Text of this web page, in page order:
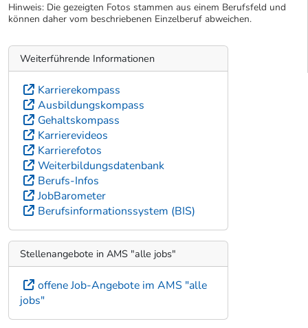
Hinweis: Die gezeigten Fotos stammen aus einem Berufsfeld und
können daher vom beschriebenen Einzelberuf abweichen.
Weiterführende Informationen
Karrierekompass
Ausbildungskompass
Gehaltskompass
Karrierevideos
Karrierefotos
Weiterbildungsdatenbank
Berufs-Infos
JobBarometer
Berufsinformationssystem (BIS)
Stellenangebote in AMS "alle jobs"
offene Job-Angebote im AMS "alle
jobs"